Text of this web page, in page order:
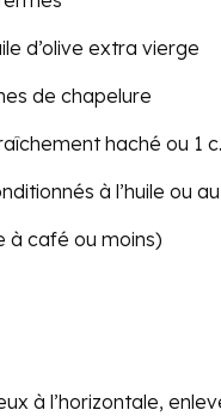
d’olive extra vierge
de chapelure
haché ou 1
à l’huile ou
à café ou moins)
à l’horizontale,